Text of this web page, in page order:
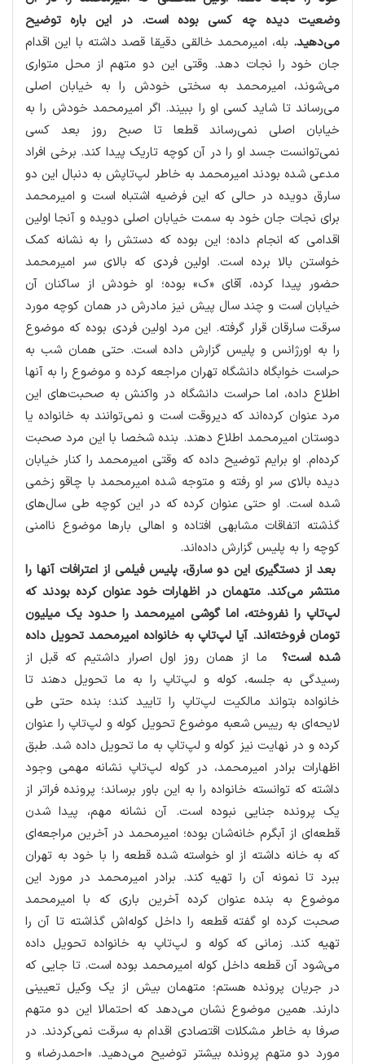
وضعیت دیده چه كسی بوده است. در این باره توضیح
می‌دهید. بله، امیرمحمد خالقی دقیقا قصد داشته با این اقدام
جان خود را نجات دهد. وقتی این دو متهم از محل متواری
می‌شوند، امیرمحمد به سختی خودش را به خیابان اصلی
می‌رساند تا شاید كسی او را ببیند. اگر امیرمحمد خودش را به
خیابان اصلی نمی‌رساند قطعا تا صبح روز بعد كسی
نمی‌توانست جسد او را در آن كوچه تاریك پیدا كند. برخی افراد
مدعی شده بودند امیرمحمد به خاطر لپ‌تاپش به دنبال این دو
سارق دویده در حالی كه این فرضیه اشتباه است و امیرمحمد
برای نجات جان خود به سمت خیابان اصلی دویده و آنجا اولین
اقدامی كه انجام داده؛ این بوده كه دستش را به نشانه كمك
خواستن بالا برده است. اولین فردی كه بالای سر امیرمحمد
حضور پیدا كرده، آقای «ك» بوده؛ او خودش از ساكنان آن
خیابان است و چند سال پیش نیز مادرش در همان كوچه مورد
سرقت سارقان قرار گرفته. این مرد اولین فردی بوده كه موضوع
را به اورژانس و پلیس گزارش داده است. حتی همان شب به
حراست خوابگاه دانشگاه تهران مراجعه كرده و موضوع را به آنها
اطلاع داده، اما حراست دانشگاه در واكنش به صحبت‌های این
مرد عنوان كرده‌اند كه دیروقت است و نمی‌توانند به خانواده یا
دوستان امیرمحمد اطلاع دهند. بنده شخصا با این مرد صحبت
كرده‌ام. او برایم توضیح داده كه وقتی امیرمحمد را كنار خیابان
دیده بالای سر او رفته و متوجه شده امیرمحمد با چاقو زخمی
شده است. او حتی عنوان كرده كه در این كوچه طی سال‌های
گذشته اتفاقات مشابهی افتاده و اهالی بارها موضوع ناامنی
كوچه را به پلیس گزارش داده‌اند.
بعد از دستگیری این دو سارق، پلیس فیلمی از اعترافات آنها را
منتشر می‌كند. متهمان در اظهارات خود عنوان كرده بودند كه
لپ‌تاپ را نفروخته، اما گوشی امیرمحمد را حدود یك میلیون
تومان فروخته‌اند. آیا لپ‌تاپ به خانواده امیرمحمد تحویل داده
شده است؟
ما از همان روز اول اصرار داشتیم كه قبل از
رسیدگی به جلسه، كوله و لپ‌تاپ را به ما تحویل دهند تا
خانواده بتواند مالكیت لپ‌تاپ را تایید كند؛ بنده حتی طی
لایحه‌ای به رییس شعبه موضوع تحویل كوله و لپ‌تاپ را عنوان
كرده و در نهایت نیز كوله و لپ‌تاپ به ما تحویل داده شد. طبق
اظهارات برادر امیرمحمد، در كوله لپ‌تاپ نشانه مهمی وجود
داشته كه توانسته خانواده را به این باور برساند؛ پرونده فراتر از
یك پرونده جنایی نبوده است. آن نشانه مهم، پیدا شدن
قطعه‌ای از آبگرم خانه‌شان بوده؛ امیرمحمد در آخرین مراجعه‌ای
كه به خانه داشته از او خواسته شده قطعه را با خود به تهران
ببرد تا نمونه آن را تهیه كند. برادر امیرمحمد در مورد این
موضوع به بنده عنوان كرده آخرین باری كه با امیرمحمد
صحبت كرده او گفته قطعه را داخل كوله‌اش گذاشته تا آن را
تهیه كند. زمانی كه كوله و لپ‌تاپ به خانواده تحویل داده
می‌شود آن قطعه داخل كوله امیرمحمد بوده است. تا جایی كه
در جریان پرونده هستم؛ متهمان بیش از یك وكیل تعیینی
دارند. همین موضوع نشان می‌دهد كه احتمالا این دو متهم
صرفا به خاطر مشكلات اقتصادی اقدام به سرقت نمی‌كردند. در
مورد دو متهم پرونده بیشتر توضیح می‌دهید. «احمدرضا» و